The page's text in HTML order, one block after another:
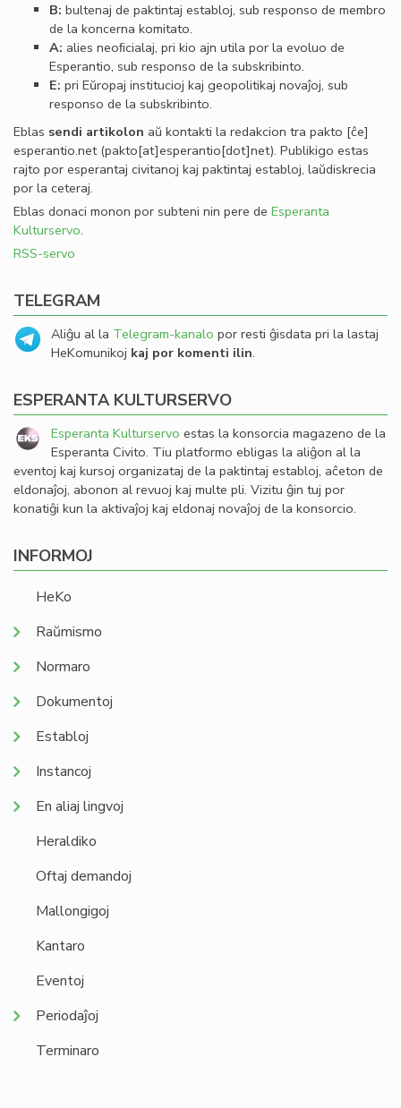
B: bultenaj de paktintaj establoj, sub responso de membro
de la koncerna komitato.
A: alies neoﬁcialaj, pri kio ajn utila por la evoluo de
Esperantio, sub responso de la subskribinto.
E: pri Eŭropaj institucioj kaj geopolitikaj novaĵoj, sub
responso de la subskribinto.
Eblas sendi artikolon aŭ kontakti la redakcion tra pakto [ĉe]
esperantio.net(pakto[at]esperantio[dot]net). Publikigo estas
rajto por esperantaj civitanoj kaj paktintaj establoj, laŭdiskrecia
por la ceteraj.
Eblas donaci monon por subteni nin pere de Esperanta
Kulturservo.
RSS-servo
TELEGRAM
Aliĝu al la Telegram-kanalo por resti ĝisdata pri la lastaj
HeKomunikoj kaj por komenti ilin.
ESPERANTA KULTURSERVO
Esperanta Kulturservo estas la konsorcia magazeno de la
Esperanta Civito. Tiu platformo ebligas la aliĝon al la
eventoj kaj kursoj organizataj de la paktintaj establoj, aĉeton de
eldonaĵoj, abonon al revuoj kaj multe pli. Vizitu ĝin tuj por
konatiĝi kun la aktivaĵoj kaj eldonaj novaĵoj de la konsorcio.
INFORMOJ
HeKo
Raŭmismo
Normaro
Dokumentoj
Establoj
Instancoj
En aliaj lingvoj
Heraldiko
Oftaj demandoj
Mallongigoj
Kantaro
Eventoj
Periodaĵoj
Terminaro